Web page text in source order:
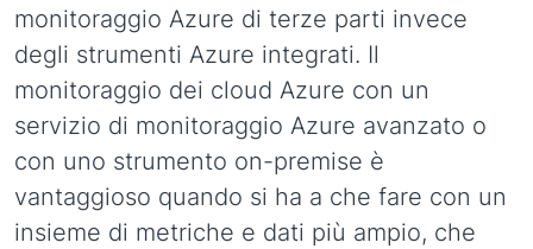
monitoraggio Azure di terze parti invece
degli strumenti Azure integrati. Il
monitoraggio dei cloud Azure con un
servizio di monitoraggio Azure avanzato o
con uno strumento on-premise è
vantaggioso quando si ha a che fare con un
insieme di metriche e dati più ampio, che